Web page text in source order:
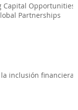
Capital Opportunities
Partnerships
inclusión financiera